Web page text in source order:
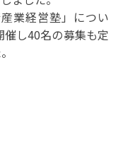
業経営塾」につい
し40名の募集も定